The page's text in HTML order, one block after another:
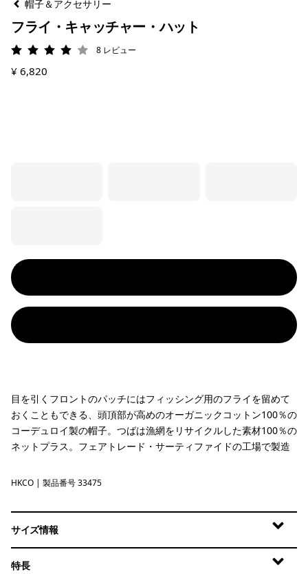
帽子＆アクセサリー
フライ・キャッチャー・ハット
評価: 4 / 5 8 レビュー
¥ 6,820
目を引くフロントのパッチにはフィッシング用のフライを留めて
おくこともできる、頭頂部が高めのオーガニックコットン100％の
コーデュロイ製の帽子。つばは漁網をリサイクルした素材100％の
ネットプラス。フェアトレード・サーティファイドの工場で製造
Hook Hopper: Coriander Brown
HKCO | 製品番号 33475
サイズ情報
特長